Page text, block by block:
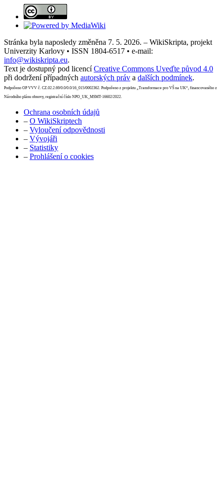
Stránka byla naposledy změněna 7. 5. 2026. – WikiSkripta, projekt
Univerzity Karlovy • ISSN 1804-6517 • e-mail:
info@wikiskripta.eu.
Text je dostupný pod licencí Creative Commons Uveďte původ 4.0
při dodržení případných autorských práv a dalších podmínek.
Podpořeno OP VVV č. CZ.02.2.69/0.0/0.0/16_015/0002362. Podpořeno z projektu „Transformace pro VŠ na UK“, financovaného z
Národního plánu obnovy, registrační číslo NPO_UK_MSMT-16602/2022.
Ochrana osobních údajů
– O WikiSkriptech
– Vyloučení odpovědnosti
– Vývojáři
– Statistiky
– Prohlášení o cookies